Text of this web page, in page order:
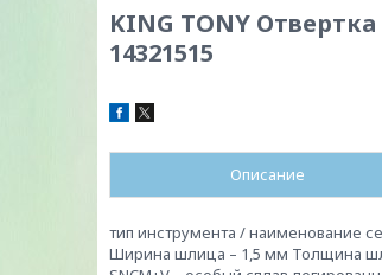
KING TONY
14321515
Описание
тип инструмента / наименование
Ширина шлица – 1,5 мм Толщина